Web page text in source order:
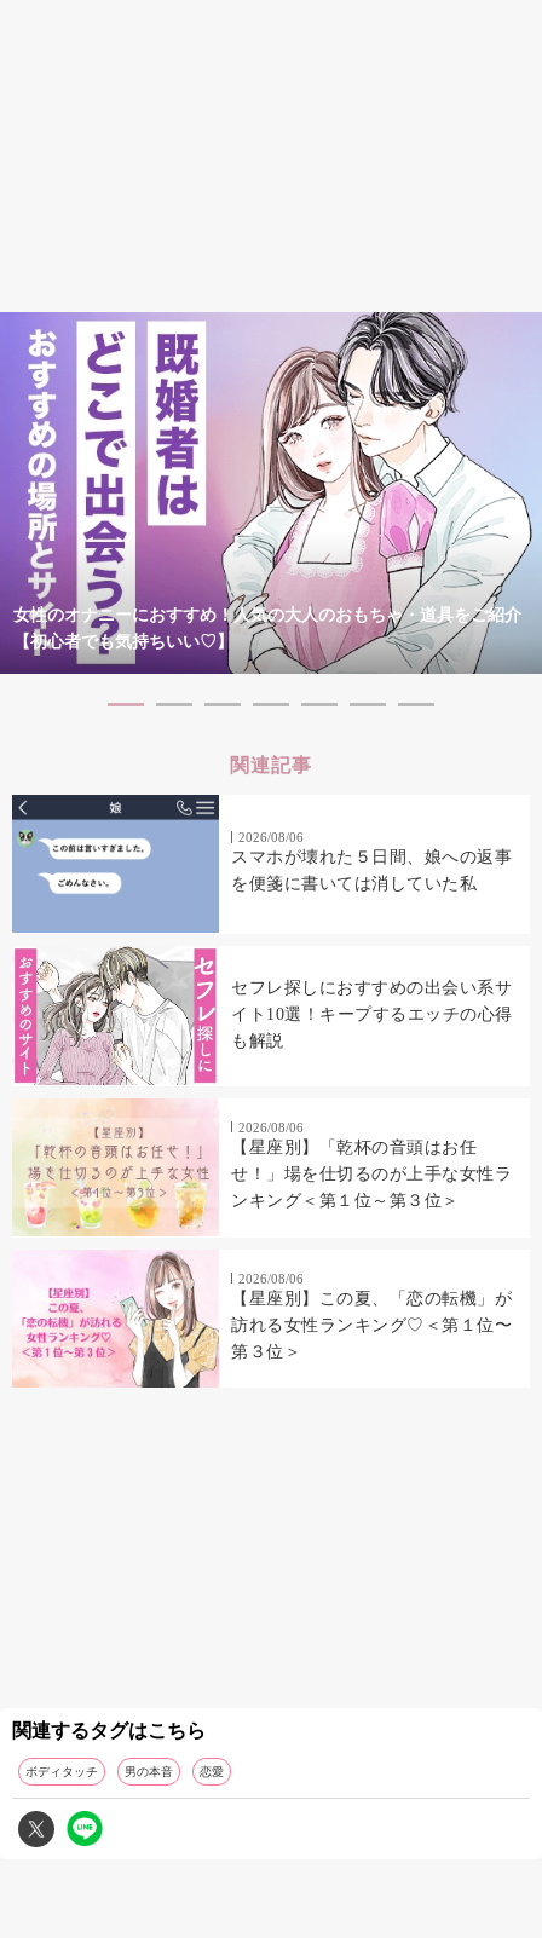
女性のオナニーにおすすめ！人気の大人のおもちゃ・道具をご紹介
【初心者でも気持ちいい♡】
関連記事
2026/08/06
スマホが壊れた５日間、娘への返事
を便箋に書いては消していた私
セフレ探しにおすすめの出会い系サ
イト10選！キープするエッチの心得
も解説
2026/08/06
【星座別】「乾杯の音頭はお任
せ！」場を仕切るのが上手な女性ラ
ンキング＜第１位～第３位＞
2026/08/06
【星座別】この夏、「恋の転機」が
訪れる女性ランキング♡＜第１位〜
第３位＞
関連するタグはこちら
ボディタッチ 男の本音 恋愛